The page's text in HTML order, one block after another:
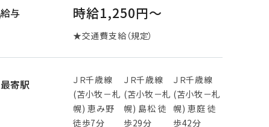
給与 時給1,250円〜
★交通費支給（規定）
最寄駅
ＪＲ千歳線
(苫小牧－札
幌) 恵み野
徒歩7分
ＪＲ千歳線
(苫小牧－札
幌) 島松 徒
歩29分
ＪＲ千歳線
(苫小牧－札
幌) 恵庭 徒
歩42分